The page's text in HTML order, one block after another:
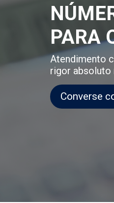
PARA
Atendimento
rigor absoluto
Converse